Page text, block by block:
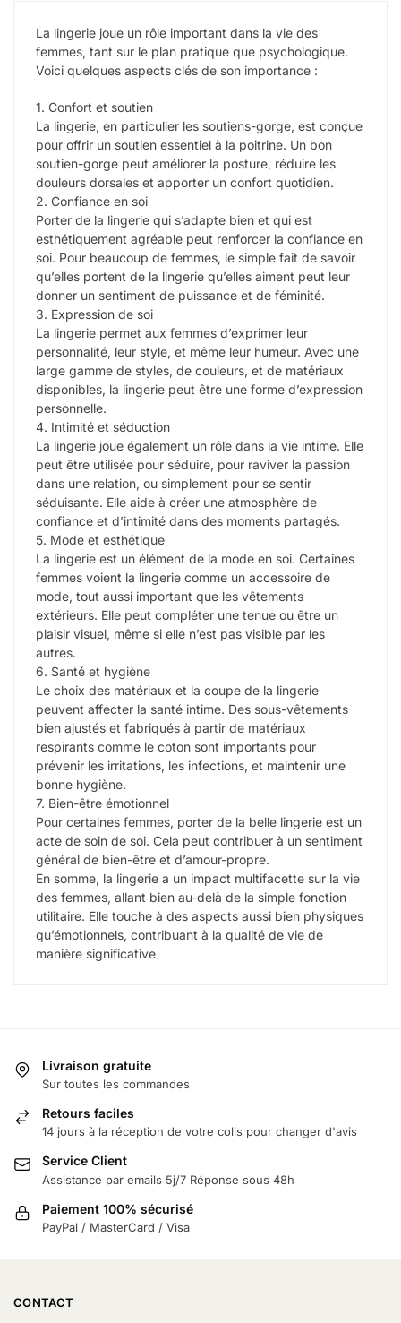
La lingerie joue un rôle important dans la vie des
femmes, tant sur le plan pratique que psychologique.
Voici quelques aspects clés de son importance :
1. Confort et soutien
La lingerie, en particulier les soutiens-gorge, est conçue
pour offrir un soutien essentiel à la poitrine. Un bon
soutien-gorge peut améliorer la posture, réduire les
douleurs dorsales et apporter un confort quotidien.
2. Confiance en soi
Porter de la lingerie qui s’adapte bien et qui est
esthétiquement agréable peut renforcer la confiance en
soi. Pour beaucoup de femmes, le simple fait de savoir
qu’elles portent de la lingerie qu’elles aiment peut leur
donner un sentiment de puissance et de féminité.
3. Expression de soi
La lingerie permet aux femmes d’exprimer leur
personnalité, leur style, et même leur humeur. Avec une
large gamme de styles, de couleurs, et de matériaux
disponibles, la lingerie peut être une forme d’expression
personnelle.
4. Intimité et séduction
La lingerie joue également un rôle dans la vie intime. Elle
peut être utilisée pour séduire, pour raviver la passion
dans une relation, ou simplement pour se sentir
séduisante. Elle aide à créer une atmosphère de
confiance et d’intimité dans des moments partagés.
5. Mode et esthétique
La lingerie est un élément de la mode en soi. Certaines
femmes voient la lingerie comme un accessoire de
mode, tout aussi important que les vêtements
extérieurs. Elle peut compléter une tenue ou être un
plaisir visuel, même si elle n’est pas visible par les
autres.
6. Santé et hygiène
Le choix des matériaux et la coupe de la lingerie
peuvent affecter la santé intime. Des sous-vêtements
bien ajustés et fabriqués à partir de matériaux
respirants comme le coton sont importants pour
prévenir les irritations, les infections, et maintenir une
bonne hygiène.
7. Bien-être émotionnel
Pour certaines femmes, porter de la belle lingerie est un
acte de soin de soi. Cela peut contribuer à un sentiment
général de bien-être et d’amour-propre.
En somme, la lingerie a un impact multifacette sur la vie
des femmes, allant bien au-delà de la simple fonction
utilitaire. Elle touche à des aspects aussi bien physiques
qu’émotionnels, contribuant à la qualité de vie de
manière significative
Livraison gratuite
Sur toutes les commandes
Retours faciles
14 jours à la réception de votre colis pour changer d'avis
Service Client
Assistance par emails 5j/7 Réponse sous 48h
Paiement 100% sécurisé
PayPal / MasterCard / Visa
CONTACT